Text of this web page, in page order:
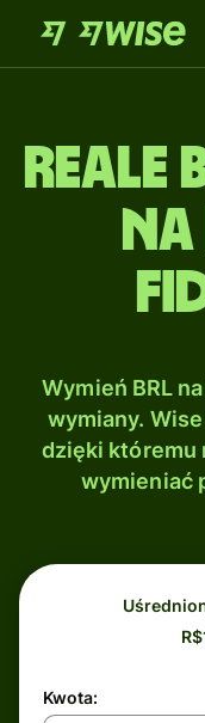
Wymień BRL
wymiany.
dzięki któremu
wymieniać
Kwota: